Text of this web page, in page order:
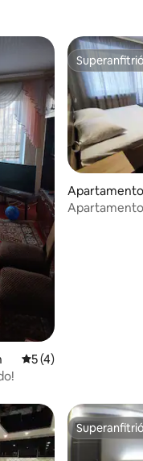
Calificación promedio:
5 (4)